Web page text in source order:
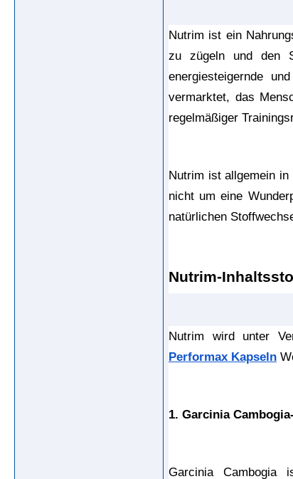
Nutrim ist ein
zu zügeln und den
energiesteigernde
vermarktet, das
regelmäßiger
Nutrim ist allgemein
nicht um eine
natürlichen
Nutrim-
Performax Kapseln
1. Garcinia
Garcinia Cambogia